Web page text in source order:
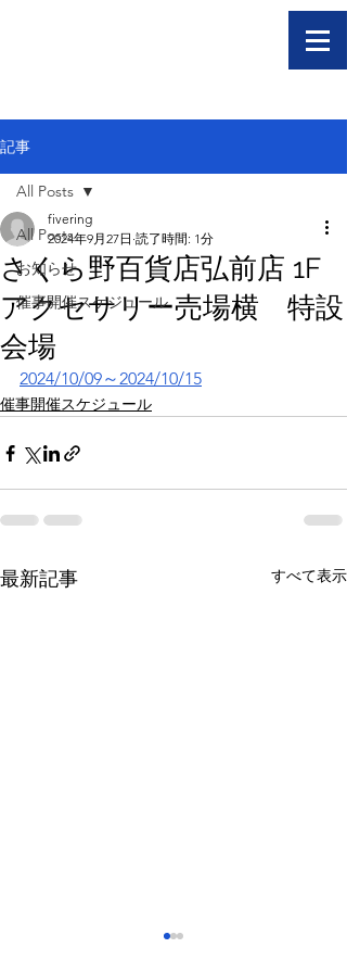
記事
All Posts
お知らせ
催事開催スケジュール
All Posts
さくら野百貨店弘前店 1F
アクセサリー売場横 特設
会場
fivering
2024年9月27日 読了時間: 1分
2024/10/09～2024/10/15
催事開催スケジュール
最新記事 すべて表示